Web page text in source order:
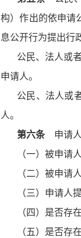
构）作出的依申请
息公开行为提出行
公民、法人或
申请人。
公民、法人或
人。
第六条申请人
（一）被申请
（二）被申请
（三）申请人
（四）是否存
（五）是否存